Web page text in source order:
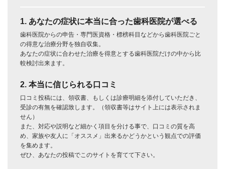
1. あなたの症状に本当に合った歯科医院が選べる
歯科医院からの申告・専門医資格・標榜科目などから歯科医院ごと
の得意な治療分野を独自収集。
あなたの症状に合わせた治療を得意とする歯科医院だけの中から比
較検討出来ます。
2. 本当に信じられる口コミ
口コミ投稿には、領収書、もしくは診療明細を添付していただき、
受診の有無を確認致します。（領収書等はサイト上には表示されま
せん）
また、対応や説明など細かく項目を分ける事で、口コミの質を高
め、家族や友人に「オススメ」出来るかどうかという観点での評価
を集めます。
ぜひ、あなたの投稿でこのサイトを育てて下さい。